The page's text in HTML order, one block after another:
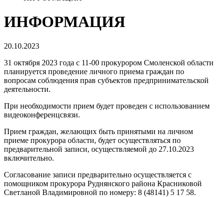
ИНФОРМАЦИЯ
20.10.2023
31 октября 2023 года с 11-00 прокурором Смоленской области
планируется проведение личного приема граждан по
вопросам соблюдения прав субъектов предпринимательской
деятельности.
При необходимости прием будет проведен с использованием
видеоконференцсвязи.
Прием граждан, желающих быть принятыми на личном
приеме прокурора области, будет осуществляться по
предварительной записи, осуществляемой до 27.10.2023
включительно.
Согласование записи предварительно осуществляется с
помощником прокурора Руднянского района Красниковой
Светланой Владимировной по номеру: 8 (48141) 5 17 58.